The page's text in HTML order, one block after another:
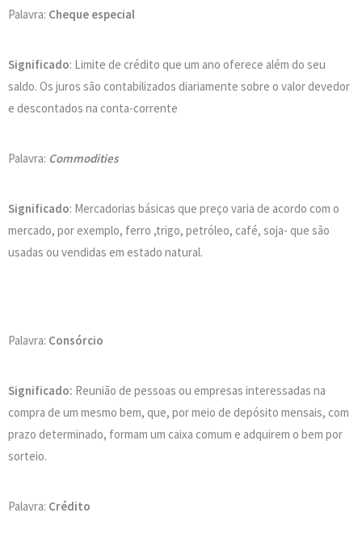
Palavra: Cheque especial
Significado: Limite de crédito que um ano oferece além do seu
saldo. Os juros são contabilizados diariamente sobre o valor devedor
e descontados na conta-corrente
Palavra: Commodities
Significado: Mercadorias básicas que preço varia de acordo com o
mercado, por exemplo, ferro ,trigo, petróleo, café, soja- que são
usadas ou vendidas em estado natural.
Palavra: Consórcio
Significado: Reunião de pessoas ou empresas interessadas na
compra de um mesmo bem, que, por meio de depósito mensais, com
prazo determinado, formam um caixa comum e adquirem o bem por
sorteio.
Palavra: Crédito